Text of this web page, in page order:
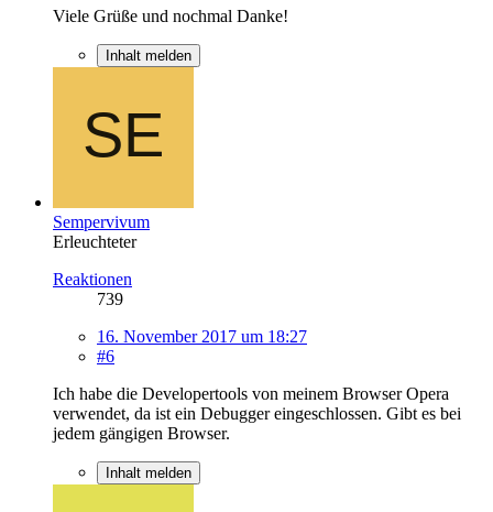
Viele Grüße und nochmal Danke!
Inhalt melden
Sempervivum
Erleuchteter
Reaktionen
739
16. November 2017 um 18:27
#6
Ich habe die Developertools von meinem Browser Opera
verwendet, da ist ein Debugger eingeschlossen. Gibt es bei
jedem gängigen Browser.
Inhalt melden